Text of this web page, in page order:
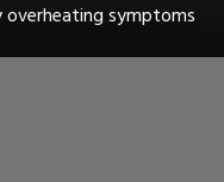
overheating symptoms